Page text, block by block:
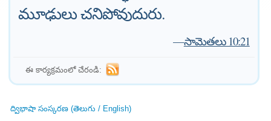
మూఢులు చనిపోవుదురు.
—సామెతలు 10:21
ఈ కార్యక్రమంలో చేరండి:
ద్విభాషా సంస్కరణ (తెలుగు / English)